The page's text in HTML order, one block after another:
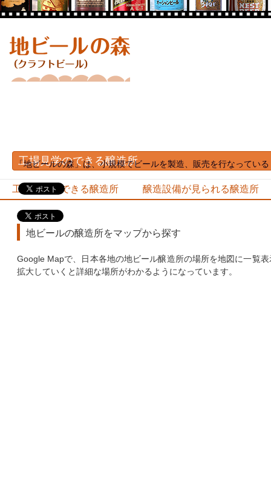
「地ビールの森」は、小規模でビールを製造、販売を行なってい
工場見学のできる醸造所 醸造設備が見られる醸造所
工場見学のできる醸造所
地ビールの醸造所をマップから探す
Google Mapで、日本各地の地ビール醸造所の場所を地図に一覧
拡大していくと詳細な場所がわかるようになっています。